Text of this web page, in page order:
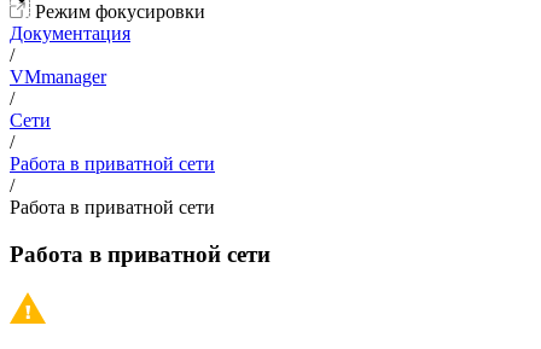
Режим фокусировки
Документация
/
VMmanager
/
Сети
/
Работа в приватной сети
/
Работа в приватной сети
Работа в приватной сети